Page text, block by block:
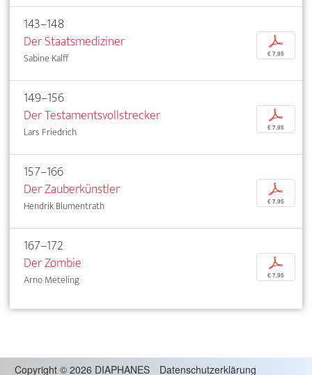
143–148
Der Staatsmediziner
Sabine Kalff
p
€ 7,95
149–156
Der Testamentsvollstrecker
Lars Friedrich
p
€ 7,95
157–166
Der Zauberkünstler
Hendrik Blumentrath
p
€ 7,95
167–172
Der Zombie
Arno Meteling
p
€ 7,95
Copyright © 2026 DIAPHANES Datenschutzerklärung